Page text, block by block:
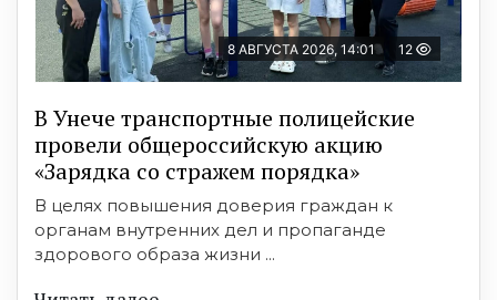
8 АВГУСТА 2026, 14:01 12
В Унече транспортные полицейские
провели общероссийскую акцию
«Зарядка со стражем порядка»
В целях повышения доверия граждан к
органам внутренних дел и пропаганде
здорового образа жизни ...